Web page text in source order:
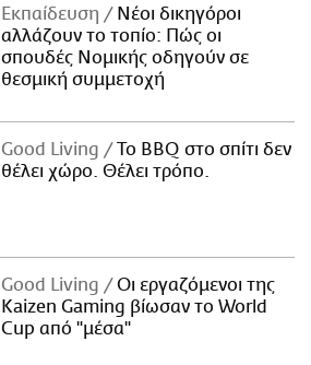
Εκπαίδευση
Νέοι δικηγόροι
αλλάζουν το τοπίο: Πώς οι
σπουδές Νομικής οδηγούν σε
θεσμική συμμετοχή
Good Living
Το BBQ στο σπίτι δεν
θέλει χώρο. Θέλει τρόπο.
Good Living
Οι εργαζόμενοι της
Kaizen Gaming βίωσαν το World
Cup από "μέσα"